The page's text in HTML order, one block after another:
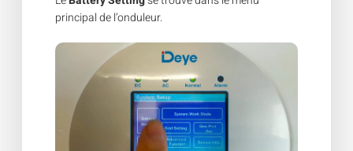
principal de l’onduleur.